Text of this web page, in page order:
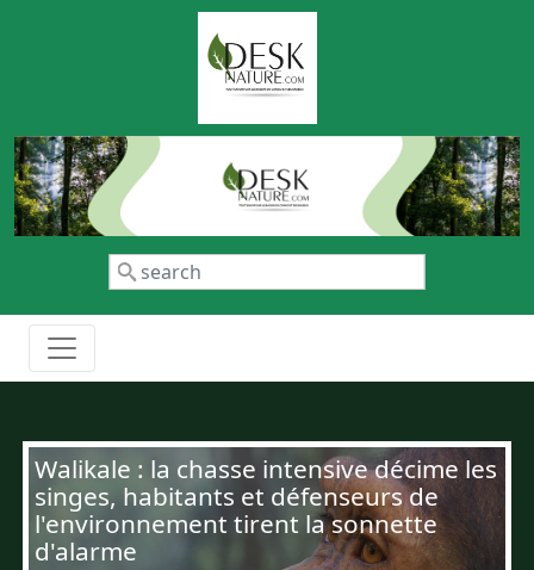
Aller au contenu principal
Walikale : la chasse intensive décime les
singes, habitants et défenseurs de
l'environnement tirent la sonnette
d'alarme